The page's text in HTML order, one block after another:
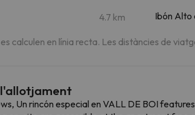
4.7 km Ibón Alto
calculen en línia recta. Les distàncies de
Un rincón especial en VALL DE BOI